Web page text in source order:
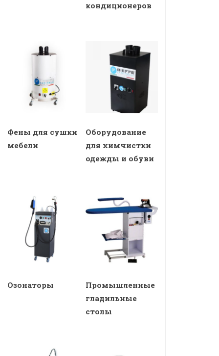
кондиционеров
Фены для сушки
мебели
Оборудование
для химчистки
одежды и обуви
Озонаторы
Промышленные
гладильные
столы